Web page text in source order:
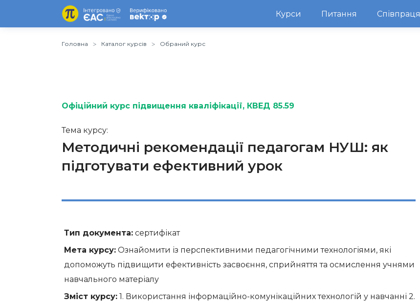
Курси Питання Співпраця
Головна Каталог курсів Обраний курс
Офіційний курс підвищення кваліфікації, КВЕД 85.59
Тема курсу:
Методичні рекомендації педагогам НУШ: як
підготувати ефективний урок
Тип документа: сертифікат
Мета курсу: Ознайомити із перспективними педагогічними технологіями, які
допоможуть підвищити ефективність засвоєння, сприйняття та осмислення учнями
навчального матеріалу
Зміст курсу: 1. Використання інформаційно-комунікаційних технологій у навчанні 2.